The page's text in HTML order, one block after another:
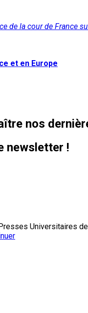
de la cour de France
et en Europe
nos
newsletter !
Universitaires